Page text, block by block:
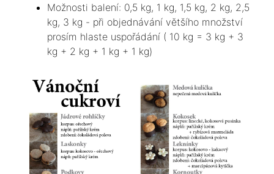
Možnosti balení: 0,5 kg, 1 kg, 1,5 kg, 2 kg, 2,5
kg, 3 kg - při objednávání většího množství
prosím hlaste uspořádání ( 10 kg = 3 kg + 3
kg + 2 kg + 1 kg + 1 kg)